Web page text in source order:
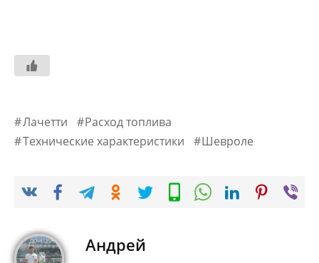
Лачетти
Расход топлива
Технические характеристики
Шевроле
Андрей